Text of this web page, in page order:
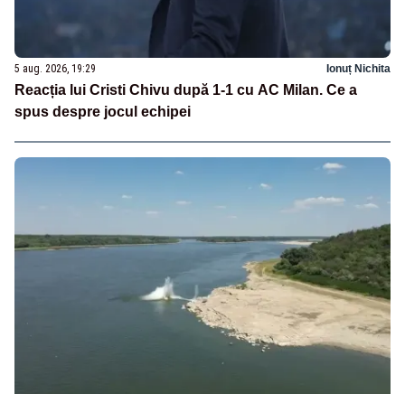
5 aug. 2026, 19:29 Ionuț Nichita
Reacția lui Cristi Chivu după 1-1 cu AC Milan. Ce a
spus despre jocul echipei